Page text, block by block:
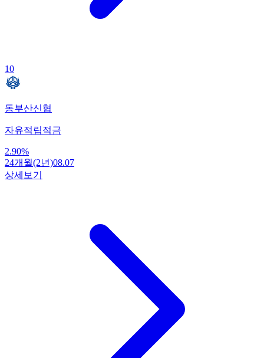
10
동부산신협
자유적립적금
2.90%
24개월(2년)08.07
상세보기